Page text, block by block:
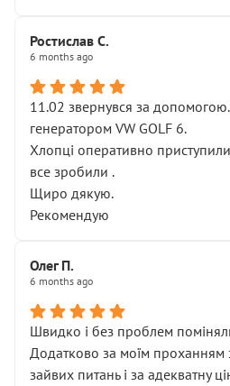
Ростислав С.
6 months ago
11.02 звернувся за
генератором VW GOLF 6.
Хлопці оперативно
все зробили .
Щиро дякую.
Рекомендую
Олег П.
6 months ago
Швидко і без проблем
Додатково за моїм проханням
зайвих питань і за адекватну